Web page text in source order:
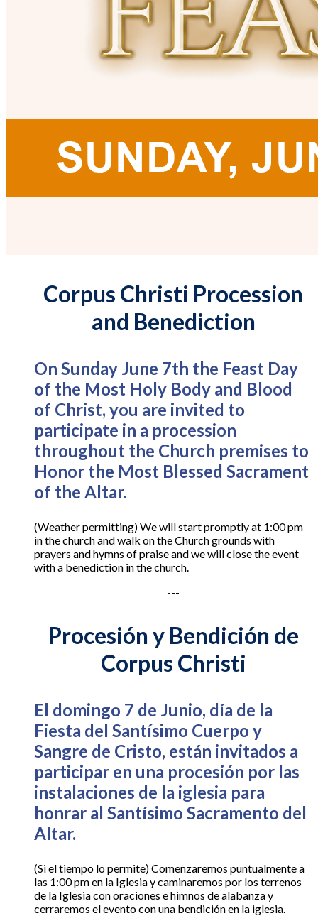
Corpus Christi Procession
and Benediction
On Sunday June 7th the Feast Day
of the Most Holy Body and Blood
of Christ, you are invited to
participate in a procession
throughout the Church premises to
Honor the Most Blessed Sacrament
of the Altar.
(Weather permitting) We will start promptly at 1:00 pm
in the church and walk on the Church grounds with
prayers and hymns of praise and we will close the event
with a benediction in the church.
---
Procesión y Bendición de
Corpus Christi
El domingo 7 de Junio, día de la
Fiesta del Santísimo Cuerpo y
Sangre de Cristo, están invitados a
participar en una procesión por las
instalaciones de la iglesia para
honrar al Santísimo Sacramento del
Altar.
(Si el tiempo lo permite) Comenzaremos puntualmente a
las 1:00 pm en la Iglesia y caminaremos por los terrenos
de la Iglesia con oraciones e himnos de alabanza y
cerraremos el evento con una bendición en la iglesia.